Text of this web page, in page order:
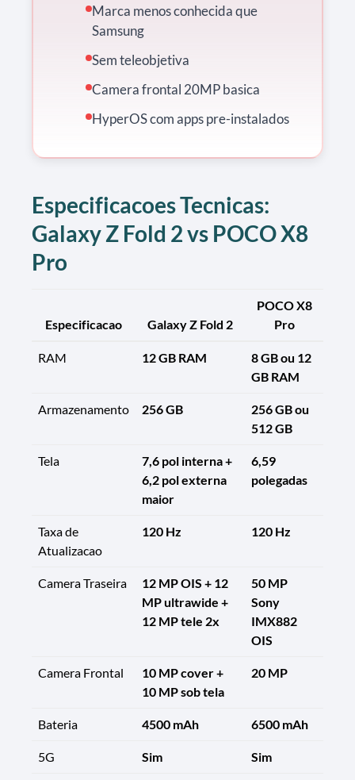
Marca menos conhecida que
Samsung
Sem teleobjetiva
Camera frontal 20MP basica
HyperOS com apps pre-instalados
Especificacoes Tecnicas:
Galaxy Z Fold 2 vs POCO X8
Pro
Especificacao Galaxy Z Fold 2
POCO X8
Pro
RAM 12 GB RAM
8 GB ou 12
GB RAM
Armazenamento 256 GB
256 GB ou
512 GB
Tela
7,6 pol interna +
6,2 pol externa
maior
6,59
polegadas
Taxa de
Atualizacao
120 Hz 120 Hz
Camera Traseira
12 MP OIS + 12
MP ultrawide +
12 MP tele 2x
50 MP
Sony
IMX882
OIS
Camera Frontal
10 MP cover +
10 MP sob tela
20 MP
Bateria 4500 mAh 6500 mAh
5G Sim Sim